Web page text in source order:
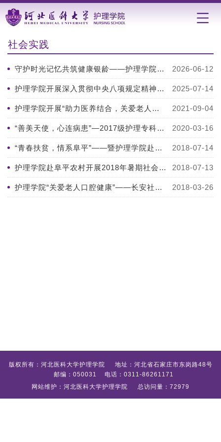
社会实践
2026-06-12
守护时光记忆共筑健康银龄——护理学院开展认知服务提升社区实践活动
2025-07-14
护理学院开展深入贯彻中央八项规定精神学习教育读书班实地研学暨暑期社会实...
2021-09-04
护理学院开展“助力医养结合，关爱老人健康”暑期社会实践活动
2020-03-16
“善美天使，心连病患”—2017级护理专科班青年志愿者活动
2018-07-14
“青春扶贫，情系阜平”——暨护理学院赴阜平农村开展2018年暑期社会实...
2018-07-13
护理学院赴阜平农村开展2018年暑期社会实践活动
2018-03-26
护理学院“关爱老人口腔健康”――长安社区老年公寓探访宣教志愿活动
版权所有：河北医科大学护理学院 地址：河北省石家庄市东岗路48号
邮编：050031 电话：0311-86261171
网站维护：河北医科大学护理学院 总访问量：72979